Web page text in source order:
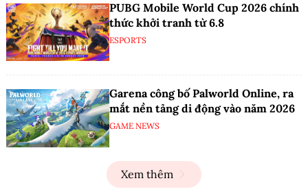
PUBG Mobile World Cup 2026 chính
thức khởi tranh từ 6.8
ESPORTS
Garena công bố Palworld Online, ra
mắt nền tảng di động vào năm 2026
GAME NEWS
Xem thêm